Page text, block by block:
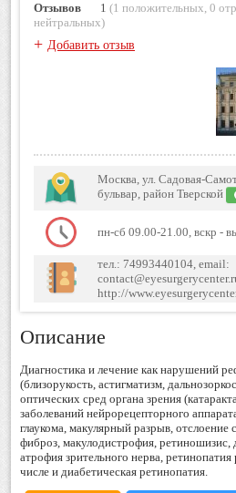
Отзывов
1 (1 положительных, 0
нейтральных)
+ Добавить отзыв
Москва, ул. Садовая-
бульвар, район Тверской
пн-сб 09.00-21.00, вскр -
тел.: 74993440104, email:
http://
Описание
Диагностика и лечение как нарушений
(близорукость, астигматизм,
оптических сред органа зрения
заболеваний нейрорецепторного
глаукома, макулярный разрыв, отслоение
фиброз, макулодистрофия, ретиношизис,
атрофия зрительного нерва, ретинопатия
числе и диабетическая ретинопатия.